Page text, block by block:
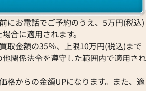
ルイ・ヴィトン
ーケイト ハンド
26,000円
2026年3月17日時
にお電話でご予約のうえ、5万円(税込)
合に適用されます。
取金額の35％、上限10万円(税込)まで
他関係法令を遵守した範囲内で適用され
格からの金額UPになります。また、適